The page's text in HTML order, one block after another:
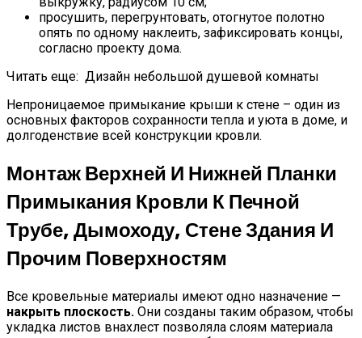
просушить, перегрунтовать, отогнутое полотно
опять по одному наклеить, зафиксировать концы,
согласно проекту дома.
Читать еще: Дизайн небольшой душевой комнаты
Непроницаемое примыкание крыши к стене – один из
основных факторов сохранности тепла и уюта в доме, и
долгоденствие всей конструкции кровли.
Монтаж Верхней И Нижней Планки
Примыкания Кровли К Печной
Трубе, Дымоходу, Стене Здания И
Прочим Поверхностям
Все кровельные материалы имеют одно назначение —
накрыть плоскость. Они созданы таким образом, чтобы
укладка листов внахлест позволяла слоям материала